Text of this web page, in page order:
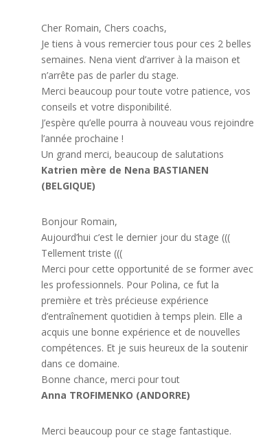
Cher Romain, Chers coachs,
Je tiens à vous remercier tous pour ces 2 belles
semaines. Nena vient d’arriver à la maison et
n’arrête pas de parler du stage.
Merci beaucoup pour toute votre patience, vos
conseils et votre disponibilité.
J’espère qu’elle pourra à nouveau vous rejoindre
l’année prochaine !
Un grand merci, beaucoup de salutations
Katrien mère de Nena BASTIANEN
(BELGIQUE)
Bonjour Romain,
Aujourd’hui c’est le dernier jour du stage (((
Tellement triste (((
Merci pour cette opportunité de se former avec
les professionnels. Pour Polina, ce fut la
première et très précieuse expérience
d’entraînement quotidien à temps plein. Elle a
acquis une bonne expérience et de nouvelles
compétences. Et je suis heureux de la soutenir
dans ce domaine.
Bonne chance, merci pour tout
Anna TROFIMENKO (ANDORRE)
Merci beaucoup pour ce stage fantastique.